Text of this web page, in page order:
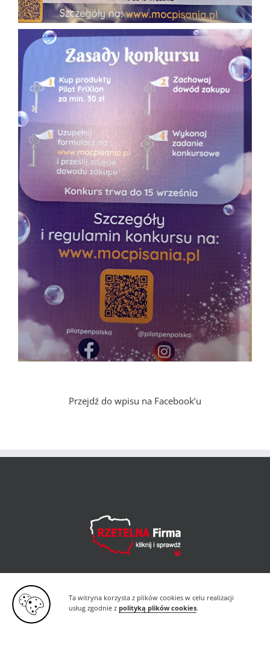
Ta witryna korzysta z plików cookies w celu realizacji
usług zgodnie z polityką plików cookies.
Przejdź do wpisu na Facebook’u